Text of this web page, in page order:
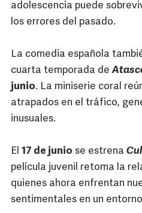
adolescencia puede
los errores del pasado.
La comedia española
cuarta temporada de
junio. La miniserie coral
atrapados en el tráfico,
inusuales.
El 17 de junio se estrena
película juvenil retoma la
quienes ahora enfrentan
sentimentales en un